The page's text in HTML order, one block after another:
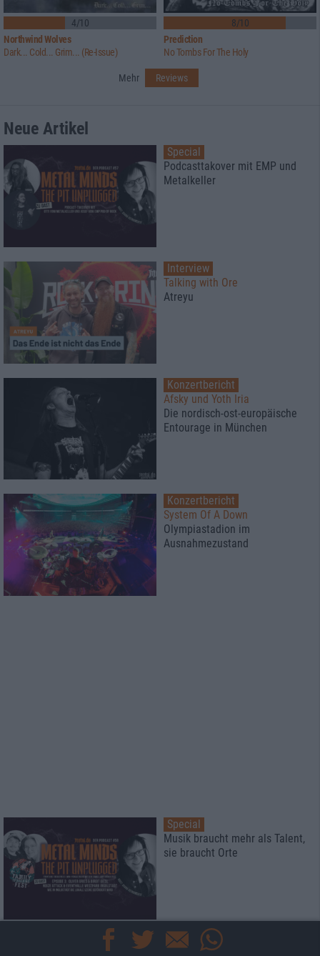
4/10
Northwind Wolves
Dark... Cold... Grim... (Re-Issue)
8/10
Prediction
No Tombs For The Holy
Mehr Reviews
Neue Artikel
Special
Podcasttakover mit EMP und
Metalkeller
Interview
Talking with Ore
Atreyu
Konzertbericht
Afsky und Yoth Iria
Die nordisch-ost-europäische
Entourage in München
Konzertbericht
System Of A Down
Olympiastadion im
Ausnahmezustand
Special
Musik braucht mehr als Talent,
sie braucht Orte
Interview